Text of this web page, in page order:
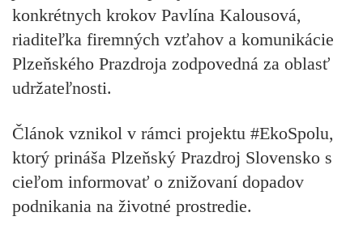
konkrétnych krokov Pavlína Kalousová,
riaditeľka firemných vzťahov a komunikácie
Plzeňského Prazdroja zodpovedná za oblasť
udržateľnosti.
Článok vznikol v rámci projektu #EkoSpolu,
ktorý prináša Plzeňský Prazdroj Slovensko s
cieľom informovať o znižovaní dopadov
podnikania na životné prostredie.